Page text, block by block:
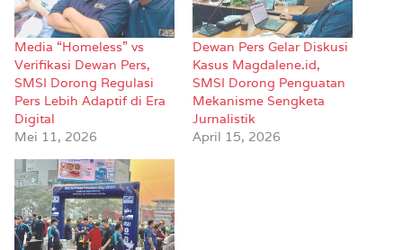
Media “Homeless” vs
Verifikasi Dewan Pers,
SMSI Dorong Regulasi
Pers Lebih Adaptif di Era
Digital
Mei 11, 2026
Dewan Pers Gelar Diskusi
Kasus Magdalene.id,
SMSI Dorong Penguatan
Mekanisme Sengketa
Jurnalistik
April 15, 2026